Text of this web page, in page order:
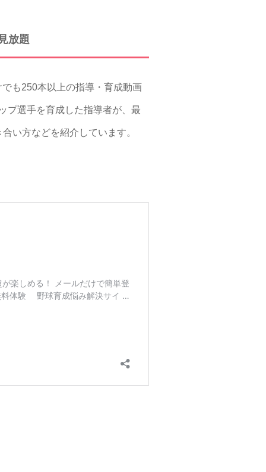
放題
も250本以上の指導・育成動画
プ選手を育成した指導者が、最
い方などを紹介しています。